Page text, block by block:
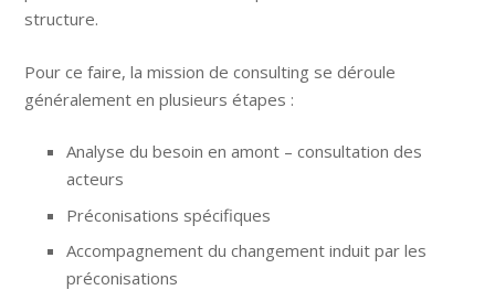
structure.
Pour ce faire, la mission de consulting se déroule
généralement en plusieurs étapes :
Analyse du besoin en amont – consultation des
acteurs
Préconisations spécifiques
Accompagnement du changement induit par les
préconisations